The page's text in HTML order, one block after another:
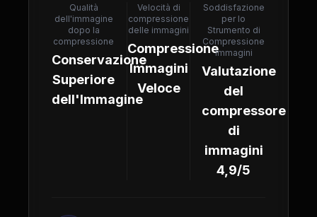
Qualità
dell'immagine
dopo la
compressione
Conservazione
Superiore
dell'Immagine
Velocità di
compressione
delle immagini
Compressione
Immagini
Veloce
Soddisfazione
per lo
Strumento di
Compressione
Immagini
Valutazione
del
compressore
di
immagini
4,9/5